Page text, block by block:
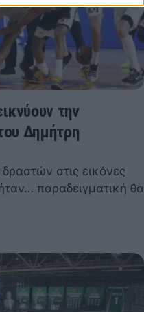
την
Δημήτρη
στις εικόνες
παραδειγματική θα